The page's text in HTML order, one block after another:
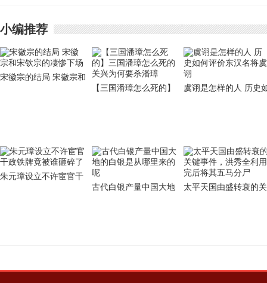
小编推荐
宋徽宗的结局 宋徽宗和
【三国潘璋怎么死的】
虞诩是怎样的人 历史
朱元璋设立不许宦官干
古代白银产量中国大地
太平天国由盛转衰的关